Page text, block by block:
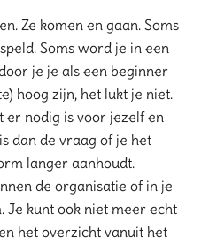
Ze komen en gaan. Soms
Soms word je in een
je je als een beginner
hoog zijn, het lukt je niet.
er nodig is voor jezelf en
dan de vraag of je het
langer aanhoudt.
de organisatie of in je
Je kunt ook niet meer echt
het overzicht vanuit het